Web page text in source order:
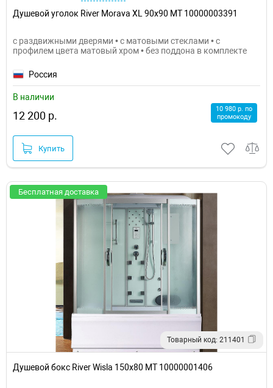
Душевой уголок River Morava XL 90x90 МТ 10000003391
с раздвижными дверями • с матовыми стеклами • с
профилем цвета матовый хром • без поддона в комплекте
Россия
В наличии
12 200 р.
10 980 р. по
промокоду
Купить
Бесплатная доставка
Товарный код: 211401
Душевой бокс River Wisla 150x80 МТ 10000001406